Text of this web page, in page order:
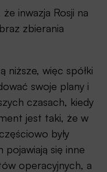
inwazja Rosji na
zbierania
niższe, więc spółki
swoje plany i
czasach, kiedy
jest taki, że w
były
pojawiają się inne
operacyjnych, a